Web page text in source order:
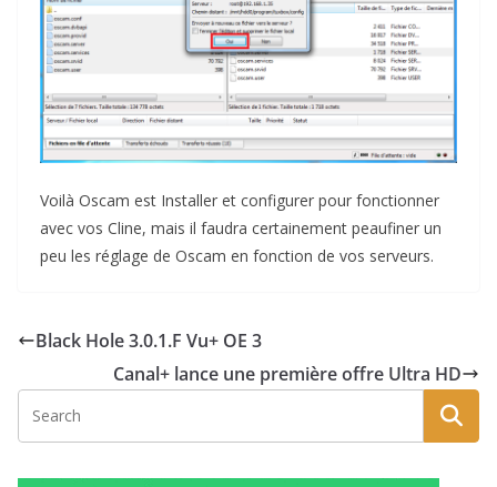
Voilà Oscam est Installer et configurer pour fonctionner
avec vos Cline, mais il faudra certainement peaufiner un
peu les réglage de Oscam en fonction de vos serveurs.
Black Hole 3.0.1.F Vu+ OE 3
Canal+ lance une première offre Ultra HD